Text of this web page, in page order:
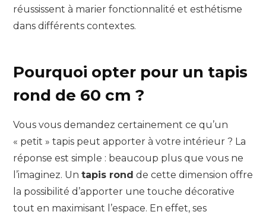
réussissent à marier fonctionnalité et esthétisme
dans différents contextes.
Pourquoi opter pour un tapis
rond de 60 cm ?
Vous vous demandez certainement ce qu’un
« petit » tapis peut apporter à votre intérieur ? La
réponse est simple : beaucoup plus que vous ne
l’imaginez. Un tapis rond de cette dimension offre
la possibilité d’apporter une touche décorative
tout en maximisant l’espace. En effet, ses